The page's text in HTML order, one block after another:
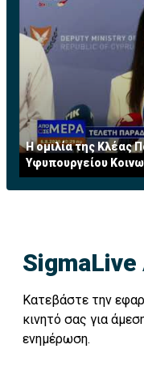
Η ομιλία της Κλέας
Υφυπουργείου
SigmaLive
Κατεβάστε την
κινητό σας για
ενημέρωση.